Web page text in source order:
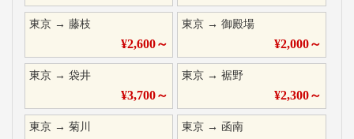
東京 → 藤枝
¥2,600～
東京 →御殿場
¥2,000～
東京 → 袋井
¥3,700～
東京 →裾野
¥2,300～
東京 → 菊川 東京 → 函南